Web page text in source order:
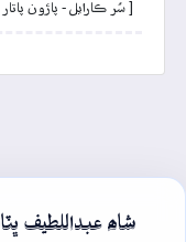
[ سُر ڪارايل - پاڙون پاتار
شاھ عبداللطيف